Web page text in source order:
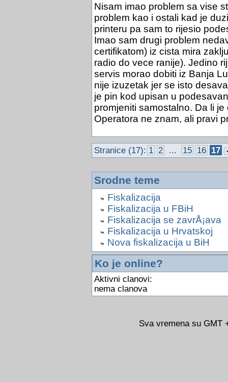
Nisam imao problem sa vise
problem kao i ostali kad je
printeru pa sam to rijesio
Imao sam drugi problem
certifikatom) iz cista mira
radio do vece ranije). Jedino
servis morao dobiti iz Banja
nije izuzetak jer se isto
je pin kod upisan u
promjeniti samostalno. Da li
Operatora ne znam, ali pravi
Stranice (17): 1 2 ... 15 16 17
Srodne teme
Fiskalizacija
Fiskalizacija u FBiH
Fiskalizacija se zavrÅ¡ava
Fiskalizacija u Hrvatskoj
Nova fiskalizacija u BiH
Ko je online?
Aktivni clanovi:
nema clanova
Sva vremena su GMT